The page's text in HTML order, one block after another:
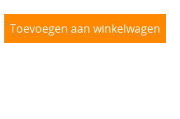
Toevoegen aan winkelwagen